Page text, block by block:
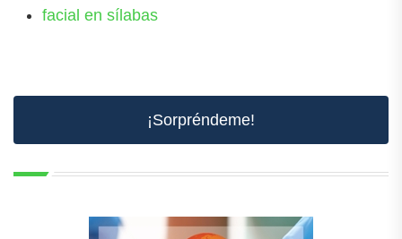
facial en sílabas
¡Sorpréndeme!